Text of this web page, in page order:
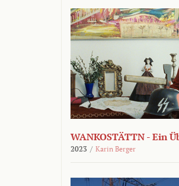
WANKOSTÄTTN - Ein
2023 / Karin Berger